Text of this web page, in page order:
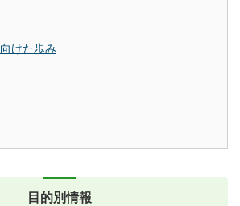
けた歩み
目的別情報